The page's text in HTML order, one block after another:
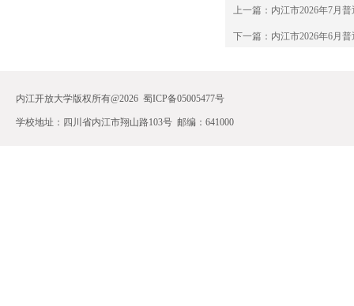
上一篇： 内江市2026年7月
下一篇： 内江市2026年6月
内江开放大学版权所有@2026 蜀ICP备05005477号
学校地址：四川省内江市翔山路103号 邮编：641000